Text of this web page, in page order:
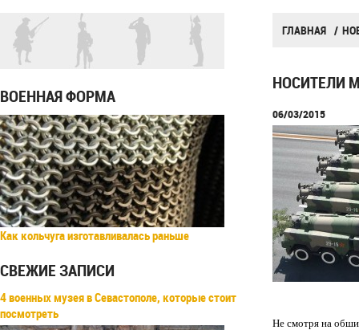
ВОЕННАЯ ФОРМА
Как кольчуга изготавливалась раньше
СВЕЖИЕ ЗАПИСИ
4 военных музея в Севастополе, которые стоит
посмотреть
ГЛАВНАЯ
НОСИТЕЛИ
06/03/2015
Не смотря на